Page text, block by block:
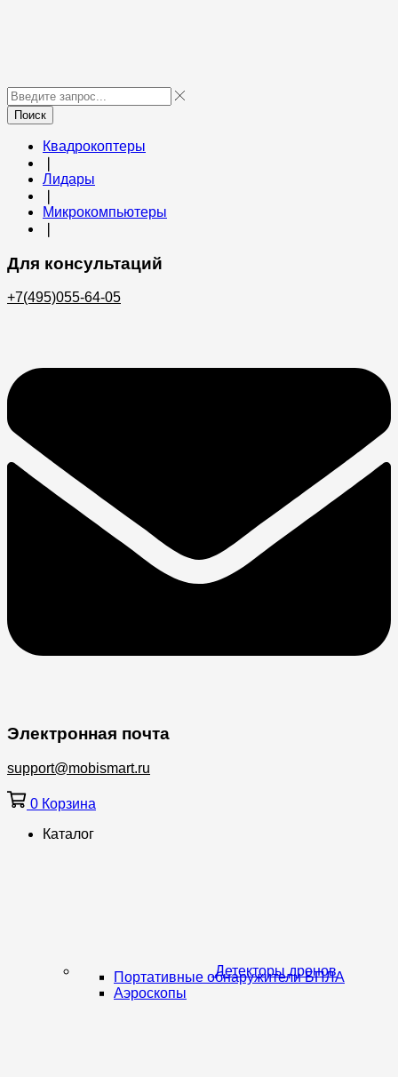
Поиск
Квадрокоптеры
Лидары
Микрокомпьютеры
Для консультаций
+7(495)055-64-05
Электронная почта
support@mobismart.ru
0 Корзина
Каталог
Детекторы дронов
Портативные обнаружители БПЛА
Аэроскопы